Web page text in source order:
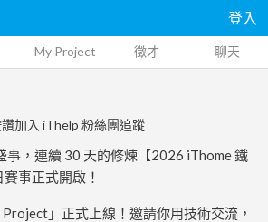
登入
My Project 徵才 聊天
加入 iThelp 粉絲團追蹤
事，連續 30 天的修煉【2026 iThome 鐵
事正式開啟！
」正式上線！邀請你用技術交流，